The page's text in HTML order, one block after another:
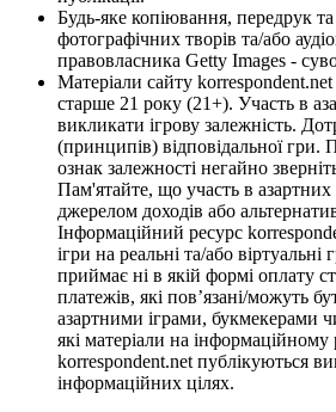
Будь-яке копіювання, передрук
фотографічних творів та/або
правовласника Getty Images -
Матеріали сайту korrespondent.net
старше 21 року (21+). Участь в
викликати ігрову залежність.
(принципів) відповідальної
ознак залежності негайно
Пам'ятайте, що участь в азартних
джерелом доходів або
Інформаційний ресурс
ігри на реальні та/або
приймає ні в якій формі оплату
платежів, які пов’язані/можуть
азартними іграми, букмекерами
які матеріали на інформаційному
korrespondent.net публікуються
інформаційних цілях.